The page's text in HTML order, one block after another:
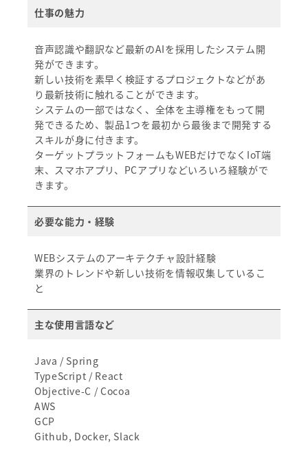
仕事の魅力
音声認識や翻訳など最新のAIを採用したシステム開
発ができます。
新しい技術を素早く検証するプロジェクトなどがあ
り最新技術に触れることができます。
システムの一部ではなく、全体を主導権をもって開
発できるため、製品1つを最初から最後まで開発する
スキルが身に付きます。
ターゲットプラットフォームもWEBだけでなくIoT端
末、スマホアプリ、PCアプリなどいろいろ経験がで
きます。
必要な能力・経験
WEBシステムのアーキテクチャ設計経験
業界のトレンドや新しい技術を情報収集しているこ
と
主な使用言語など
Java / Spring
TypeScript / React
Objective-C / Cocoa
AWS
GCP
Github, Docker, Slack